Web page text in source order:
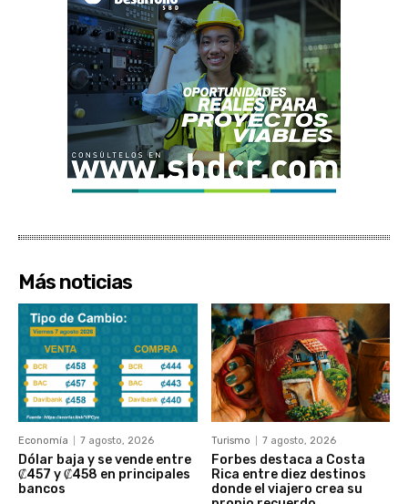
Más noticias
Economía 7 agosto, 2026
Dólar baja y se vende entre
₡457 y ₡458 en principales
bancos
Turismo 7 agosto, 2026
Forbes destaca a Costa
Rica entre diez destinos
donde el viajero crea su